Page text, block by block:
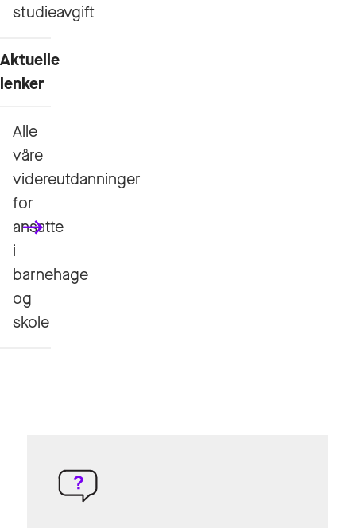
studieavgift
Aktuelle
lenker
Alle
våre
videreutdanninger
for
ansatte
i
barnehage
og
skole